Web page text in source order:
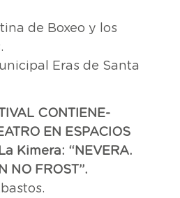
de Boxeo y los
Eras de Santa
CONTIENE-
EN ESPACIOS
Kimera: “NEVERA.
NO FROST”.